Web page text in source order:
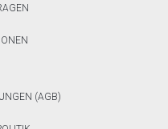
(AGB)